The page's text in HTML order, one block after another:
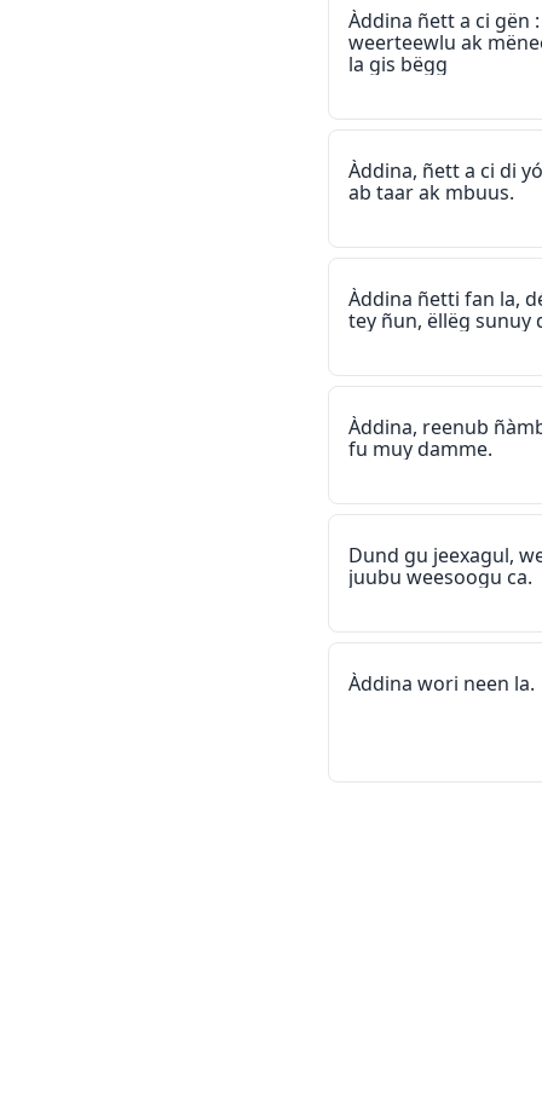
Àddina ñett a ci gën
weerteewlu ak
la gis bëgg
Àddina, ñett a ci di
ab taar ak mbuus.
Àddina ñetti fan la,
tey ñun, ëllëg sunuy
Àddina, reenub
fu muy damme.
Dund gu jeexagul,
juubu weesoogu ca.
Àddina wori neen la.